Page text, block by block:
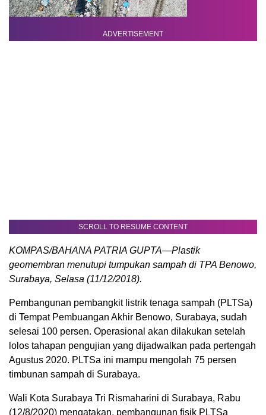
ADVERTISEMENT
SCROLL TO RESUME CONTENT
KOMPAS/BAHANA PATRIA GUPTA—Plastik
geomembran menutupi tumpukan sampah di TPA Benowo,
Surabaya, Selasa (11/12/2018).
Pembangunan pembangkit listrik tenaga sampah (PLTSa)
di Tempat Pembuangan Akhir Benowo, Surabaya, sudah
selesai 100 persen. Operasional akan dilakukan setelah
lolos tahapan pengujian yang dijadwalkan pada pertengah
Agustus 2020. PLTSa ini mampu mengolah 75 persen
timbunan sampah di Surabaya.
Wali Kota Surabaya Tri Rismaharini di Surabaya, Rabu
(12/8/2020) mengatakan, pembangunan fisik PLTSa